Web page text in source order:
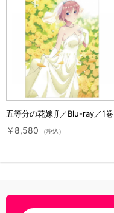
五等分の花嫁∬／Blu-ray／1巻
￥8,580 （税込）